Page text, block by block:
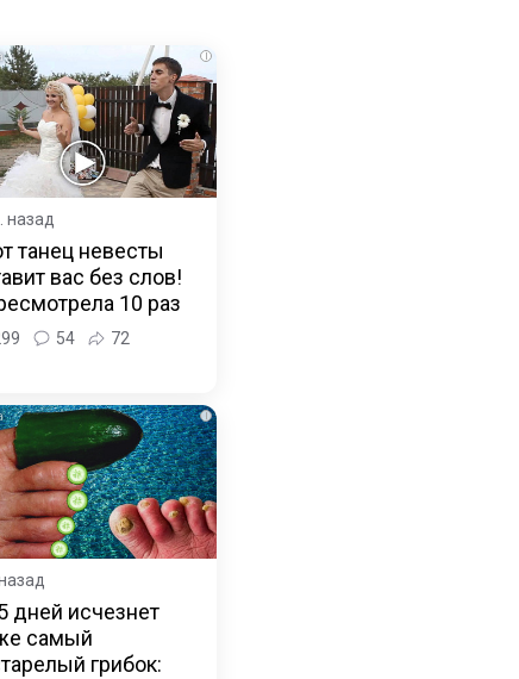
i
назад
танец невесты
вас без слов!
10 раз
54 72
i
дней исчезнет
самый
грибок: